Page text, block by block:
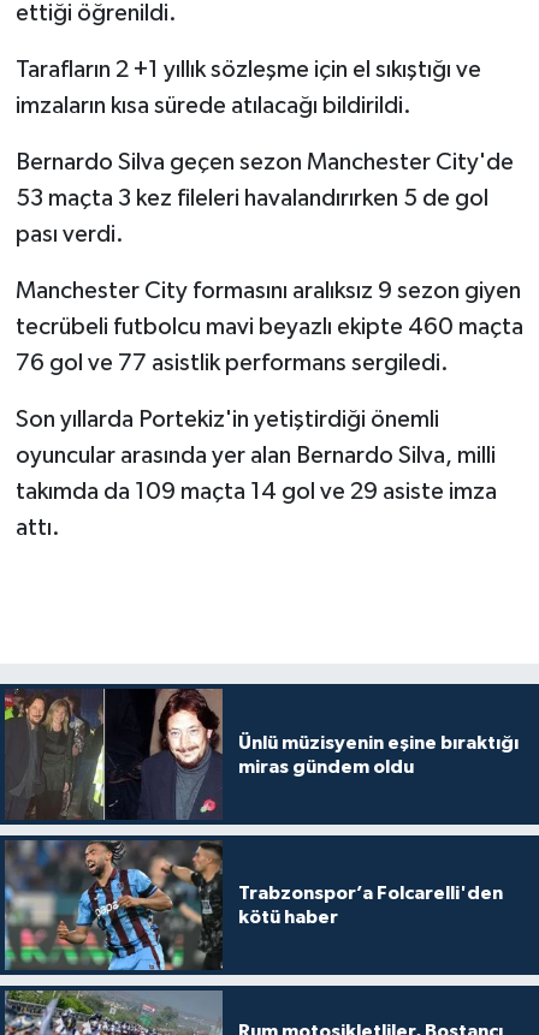
ettiği öğrenildi.
Tarafların 2 +1 yıllık sözleşme için el sıkıştığı ve
imzaların kısa sürede atılacağı bildirildi.
Bernardo Silva geçen sezon Manchester City'de
53 maçta 3 kez fileleri havalandırırken 5 de gol
pası verdi.
Manchester City formasını aralıksız 9 sezon giyen
tecrübeli futbolcu mavi beyazlı ekipte 460 maçta
76 gol ve 77 asistlik performans sergiledi.
Son yıllarda Portekiz'in yetiştirdiği önemli
oyuncular arasında yer alan Bernardo Silva, milli
takımda da 109 maçta 14 gol ve 29 asiste imza
attı.
Ünlü müzisyenin eşine bıraktığı
miras gündem oldu
Trabzonspor’a Folcarelli'den
kötü haber